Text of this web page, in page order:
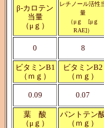
β-カロテン
当量
（μｇ）
レチノール活性
量
（μｇ [μｇ
RAE]）
0 8
ビタミンB1
（ｍｇ）
ビタミンB2
（ｍｇ）
0.09 0.07
葉 酸
（μｇ）
パントテン
（ｍｇ）